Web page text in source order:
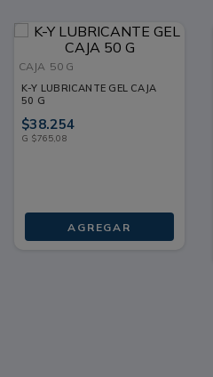
CAJA 50 G
K-Y LUBRICANTE GEL CAJA
50 G
$38.254
G $765,08
AGREGAR